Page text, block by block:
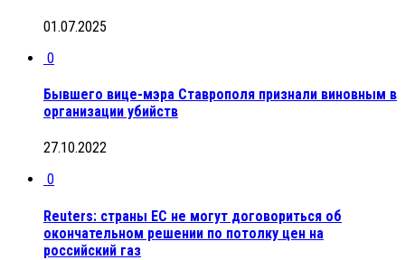
01.07.2025
0
Бывшего вице-мэра Ставрополя признали виновным в
организации убийств
27.10.2022
0
Reuters: страны ЕС не могут договориться об
окончательном решении по потолку цен на
российский газ